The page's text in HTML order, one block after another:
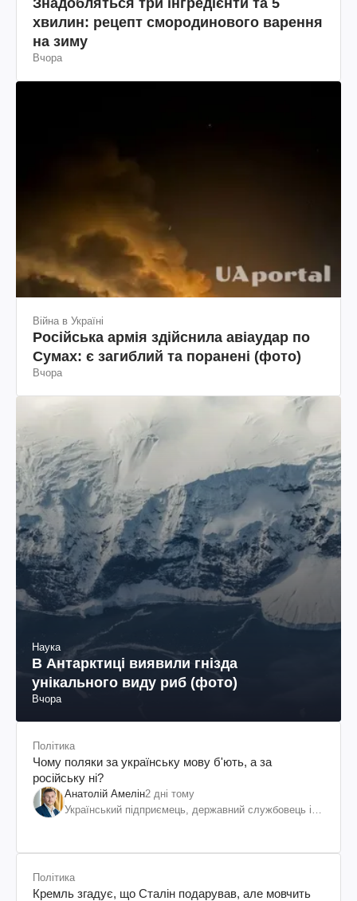
хвилин: рецепт смородинового варення
на зиму
Вчора
Війна в Україні
Російська армія здійснила авіаудар по
Сумах: є загиблий та поранені (фото)
Вчора
Наука
В Антарктиці виявили гнізда
унікального виду риб (фото)
Вчора
Політика
Чому поляки за українську мову б'ють, а за
російську ні?
Анатолій Амелін2 дні тому
Український підприємець, державний службовець і
Політика
Кремль згадує, що Сталін подарував, але мовчить